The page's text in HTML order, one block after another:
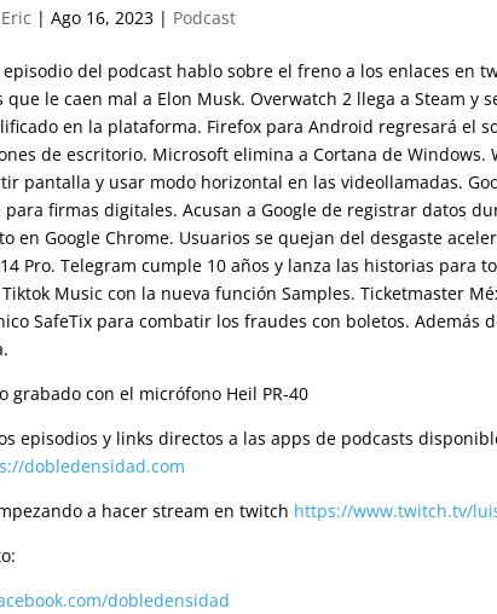
| Ago 16, 2023 | Podcast
episodio del podcast hablo sobre el freno a los enlaces en
que le caen mal a Elon Musk. Overwatch 2 llega a Steam y
en la plataforma. Firefox para Android regresará el
de escritorio. Microsoft elimina a Cortana de Windows.
pantalla y usar modo horizontal en las videollamadas.
para firmas digitales. Acusan a Google de registrar datos
en Google Chrome. Usuarios se quejan del desgaste
Pro. Telegram cumple 10 años y lanza las historias para
Music con la nueva función Samples. Ticketmaster
SafeTix para combatir los fraudes con boletos. Además
grabado con el micrófono Heil PR-40
episodios y links directos a las apps de podcasts
dobledensidad.com
a hacer stream en twitch https://www.twitch.tv/
dobledensidad